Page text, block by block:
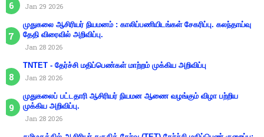
Jan 29 2026
முதுகலை ஆசிரியர் நியமனம் : காலிப்பணியிடங்கள் சேகரிப்பு. கலந்தாய்வு
தேதி விரைவில் அறிவிப்பு.
Jan 28 2026
TNTET - தேர்ச்சி மதிப்பெண்கள் மாற்றம் முக்கிய அறிவிப்பு
Jan 28 2026
முதுகலைப் பட்டதாரி ஆசிரியர் நியமன ஆணை வழங்கும் விழா பற்றிய
முக்கிய அறிவிப்பு.
Jan 28 2026